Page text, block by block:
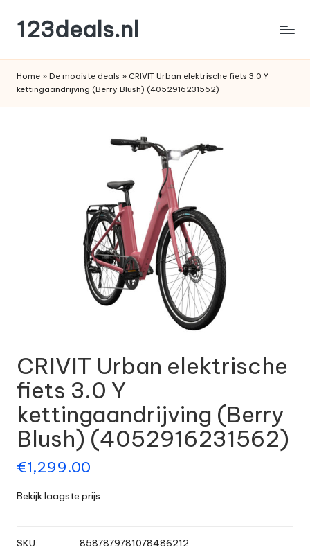
de
inhoud
123deals.nl
deals
Home » De mooiste deals » CRIVIT Urban elektrische fiets 3.0 Y
kettingaandrijving (Berry Blush) (4052916231562)
CRIVIT Urban elektrische
fiets 3.0 Y
kettingaandrijving (Berry
Blush) (4052916231562)
€1,299.00
Bekijk laagste prijs
SKU:
8587879781078486212